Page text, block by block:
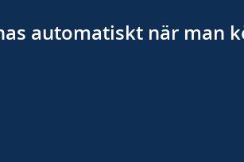
automatiskt när man